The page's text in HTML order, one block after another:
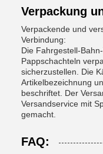
Verpackung
Verpackende und
Verbindung:
Die Fahrgestell-
Pappschachteln
sicherzustellen. Die
Artikelbezeichnung
beschriftet. Der
Versandservice mit
gemacht.
FAQ: